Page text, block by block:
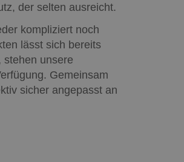
der selten ausreicht.
kompliziert noch
lässt sich bereits
stehen unsere
Gemeinsam
sicher angepasst an